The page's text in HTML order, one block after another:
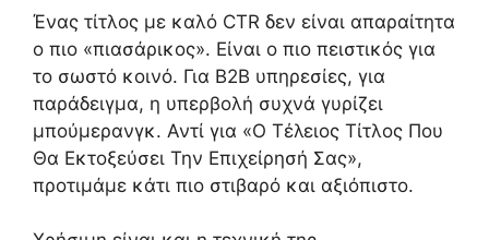
Ένας τίτλος με καλό CTR δεν είναι απαραίτητα
ο πιο «πιασάρικος». Είναι ο πιο πειστικός για
το σωστό κοινό. Για Β2Β υπηρεσίες, για
παράδειγμα, η υπερβολή συχνά γυρίζει
μπούμερανγκ. Αντί για «Ο Τέλειος Τίτλος Που
Θα Εκτοξεύσει Την Επιχείρησή Σας»,
προτιμάμε κάτι πιο στιβαρό και αξιόπιστο.